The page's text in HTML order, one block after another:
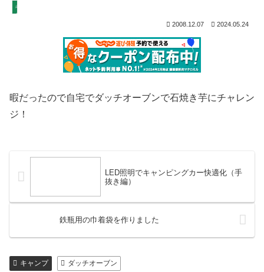
キャンプ
2008.12.07 2024.05.24
暇だったので自宅でダッチオーブンで石焼き芋にチャレン
ジ！
LED照明でキャンピングカー快適化（手
抜き編）
鉄瓶用の巾着袋を作りました
キャンプ ダッチオーブン